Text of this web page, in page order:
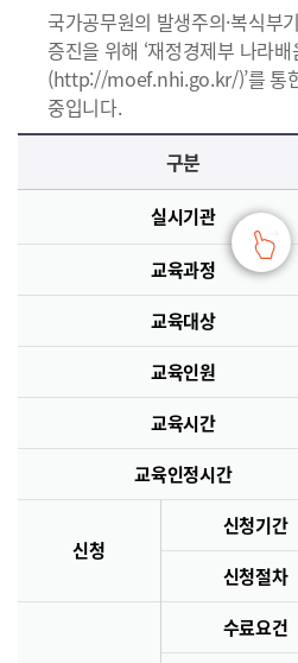
국가공무원의 발생주의·복식부
증진을 위해 ‘재정경제부 나라배
(http://moef.nhi.go.kr/)’를 통
중입니다.
사이버교육의 사이버강좌(나라배움터)에 대한 안내로 실시기관, 교육과정, 대상, 인원, 시간, 인정시간, 신청(기간,절차), 수료(요건,평가,수료증)으로 구분되며 이에 해당하는 내용으로 구성된 표 입니다.
구분
실시기관
교육과정
교육대상
교육인원
교육시간
교육인정시간
신청
신청기간
신청절차
수료요건